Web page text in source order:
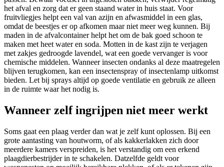
het afval en zorg dat er geen staand water in huis staat. Voor
fruitvliegjes helpt een val van azijn en afwasmiddel in een glas,
omdat de beestjes er op afkomen maar niet meer weg kunnen. Bij
maden in de afvalcontainer helpt het om de bak goed schoon te
maken met heet water en soda. Motten in de kast zijn te verjagen
met zakjes gedroogde lavendel, wat een goede vervanger is voor
chemische middelen. Wanneer insecten ondanks al deze maatregelen
blijven terugkomen, kan een insectenspray of insectenlamp uitkomst
bieden. Let bij sprays altijd op goede ventilatie en gebruik ze alleen
in de ruimte waar het nodig is.
Wanneer zelf ingrijpen niet meer werkt
Soms gaat een plaag verder dan wat je zelf kunt oplossen. Bij een
grote aantasting van houtworm, of als kakkerlakken zich door
meerdere kamers verspreiden, is het verstandig om een erkend
plaagdierbestrijder in te schakelen. Datzelfde geldt voor